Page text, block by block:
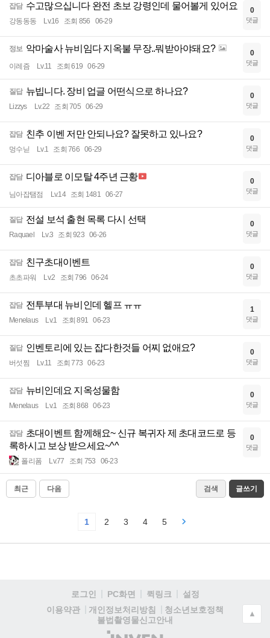
잡담 수고많으십니다 완전 초보 강령인데 물어볼게 있어요
강동동동 Lv.16 조회 856 06-29
0
댓글
정보 악마술사 뉴비임다 지옥불 무장..뭐받아야돼요?
이레즘 Lv.11 조회 619 06-29
0
댓글
질답 뉴빕니다. 장비 업글 어떤식으로 하나요?
Lizzys Lv.22 조회 705 06-29
0
댓글
잡담 친추 이벤 저만 안되나요? 잘못하고 있나요?
멍수닏 Lv.1 조회 766 06-29
0
댓글
잡담 디아블로 이모탈 4주년 근황
님아잡탬점 Lv.14 조회 1481 06-27
0
댓글
질답 전설 보석 출현 목록 다시 선택
Raquael Lv.3 조회 923 06-26
0
댓글
잡담 친구초대이벤트
초초파워 Lv.2 조회 796 06-24
0
댓글
잡담 전투부대 뉴비인데 헬프 ㅠㅠ
Menelaus Lv.1 조회 891 06-23
1
댓글
질답 인벤토리에 있는 잡다한것들 어찌 없애요?
버섯찜 Lv.11 조회 773 06-23
0
댓글
잡담 뉴비인데요 지옥성물함
Menelaus Lv.1 조회 868 06-23
0
댓글
잡담 초대이벤트 함께해요~ 신규 복귀자 제 초대코드로 등
록하시고 보상 받으세요~^^
폴리폼 Lv.77 조회 753 06-23
0
댓글
최근 다음 검색 글쓰기
1 2 3 4 5
로그인 PC화면 퀵링크
설정
이용약관
개인정보처리방침
청소년보호정책
불법촬영물신고안내
(주)
▲